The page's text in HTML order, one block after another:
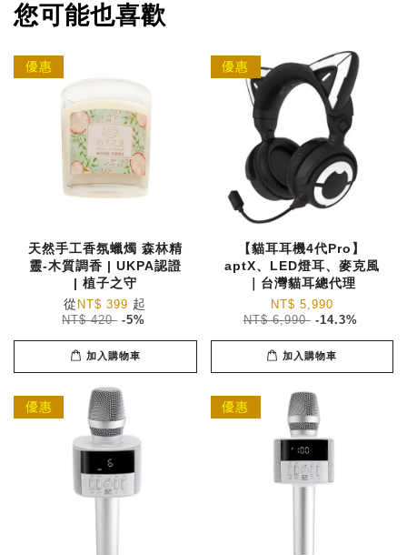
您可能也喜歡
優惠
天然手工香氛蠟燭 森林精
靈-木質調香 | UKPA認證
| 植子之守
從 NT$ 399 起
NT$ 420 -5%
加入購物車
優惠
【貓耳耳機4代Pro】
aptX、LED燈耳、麥克風
｜台灣貓耳總代理
NT$ 5,990
NT$ 6,990 -14.3%
加入購物車
優惠 優惠